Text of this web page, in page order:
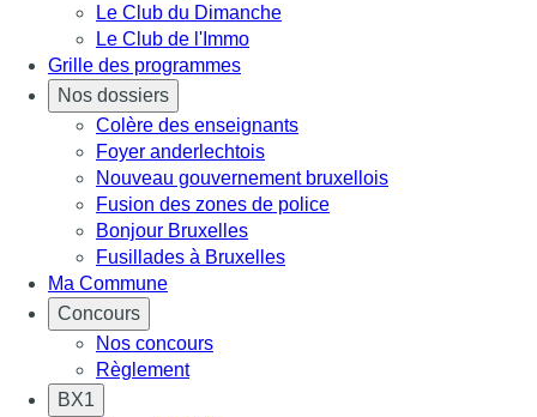
Le Club du Dimanche
Le Club de l'Immo
Grille des programmes
Nos dossiers
Colère des enseignants
Foyer anderlechtois
Nouveau gouvernement bruxellois
Fusion des zones de police
Bonjour Bruxelles
Fusillades à Bruxelles
Ma Commune
Concours
Nos concours
Règlement
BX1